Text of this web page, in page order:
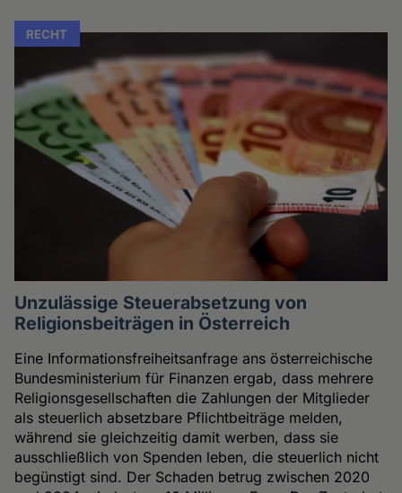
RECHT
Unzulässige Steuerabsetzung von
Religionsbeiträgen in Österreich
Eine Informationsfreiheitsanfrage ans österreichische
Bundesministerium für Finanzen ergab, dass mehrere
Religionsgesellschaften die Zahlungen der Mitglieder
als steuerlich absetzbare Pflichtbeiträge melden,
während sie gleichzeitig damit werben, dass sie
ausschließlich von Spenden leben, die steuerlich nicht
begünstigt sind. Der Schaden betrug zwischen 2020